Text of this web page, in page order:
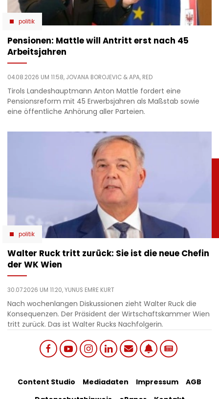
politik
Pensionen: Mattle will Antritt erst nach 45
Arbeitsjahren
04.08.2026 UM 11:58, JOVANA BOROJEVIC & APA, RED
Tirols Landeshauptmann Anton Mattle fordert eine
Pensionsreform mit 45 Erwerbsjahren als Maßstab sowie
eine öffentliche Anhörung aller Parteien.
politik
Walter Ruck tritt zurück: Sie ist die neue Chefin
der WK Wien
30.07.2026 UM 11:20,YUNUS EMRE KURT
Nach wochenlangen Diskussionen zieht Walter Ruck die
Konsequenzen. Der Präsident der Wirtschaftskammer Wien
tritt zurück. Das ist Walter Rucks Nachfolgerin.
links
Footer
Content Studio Mediadaten Impressum
AGB